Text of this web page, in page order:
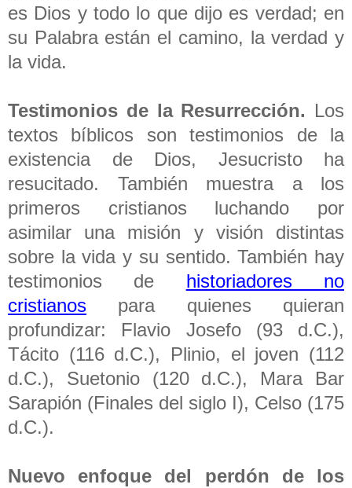
es Dios y todo lo que dijo es verdad; en
su Palabra están el camino, la verdad y
la vida.
Testimonios de la Resurrección. Los
textos bíblicos son testimonios de la
existencia de Dios, Jesucristo ha
resucitado. También muestra a los
primeros cristianos luchando por
asimilar una misión y visión distintas
sobre la vida y su sentido. También hay
testimonios de historiadores no
cristianos para quienes quieran
profundizar: Flavio Josefo (93 d.C.),
Tácito (116 d.C.), Plinio, el joven (112
d.C.), Suetonio (120 d.C.), Mara Bar
Sarapión (Finales del siglo I), Celso (175
d.C.).
Nuevo enfoque del perdón de los